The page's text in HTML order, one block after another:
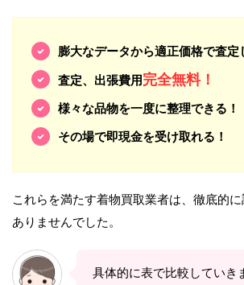
膨大なデータから適正価格で査定
査定、出張費用完全無料！
様々な品物を一度に整理できる！
その場で即現金を受け取れる！
これらを満たす着物買取業者は、徹底的
ありませんでした。
具体的に表で比較していき